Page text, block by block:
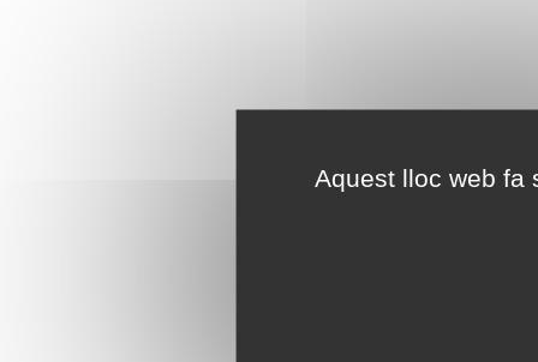
Aquest lloc web fa